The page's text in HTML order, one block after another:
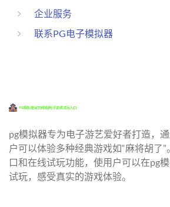
企业服务
联系PG电子模拟器
pg模拟器专为电子游艺爱好者打造，
户可以体验多种经典游戏如“麻将胡了
口和在线试玩功能，使用户可以在pg
试玩，感受真实的游戏体验。